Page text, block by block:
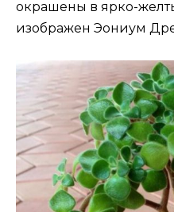
окрашены в ярко-
изображен Эониум